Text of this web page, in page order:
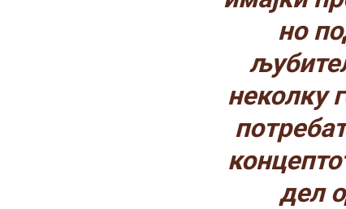
но
неколку
дел